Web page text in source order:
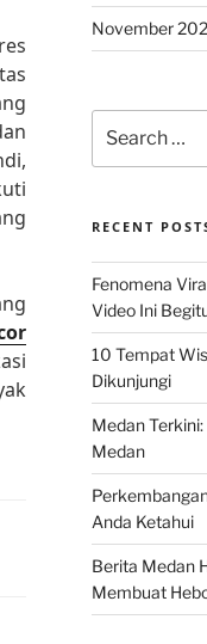
November
for:
RECENT
Fenomena
Video Ini
10 Tempat
Dikunjungi
Medan
Medan
Anda Ketahui
Berita Medan
Membuat